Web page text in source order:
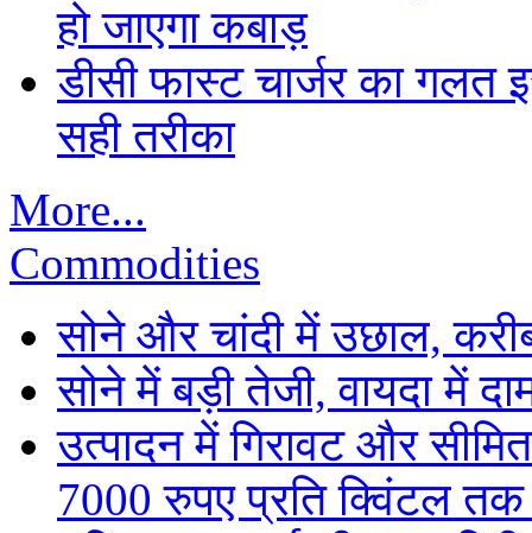
हो जाएगा कबाड़
डीसी फास्ट चार्जर का गलत
सही तरीका
More...
Commodities
सोने और चांदी में उछाल,
सोने में बड़ी तेजी, वायदा में
उत्पादन में गिरावट और
7000 रुपए प्रति क्विंटल